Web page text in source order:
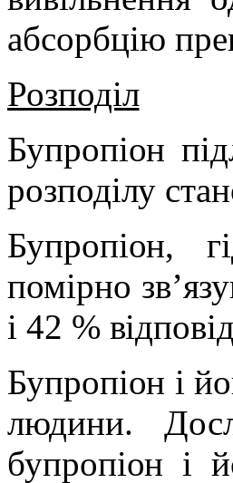
абсорбцію
Розподіл
Бупропіон
розподілу
Бупропіон,
помірно
і 42 %
Бупропіон і
людини.
бупропіон і